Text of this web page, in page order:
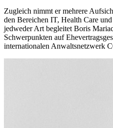
Zugleich nimmt er mehrere
den Bereichen IT, Health Care
jedweder Art begleitet Boris
Schwerpunkten auf
internationalen Anwaltsnetzwerk